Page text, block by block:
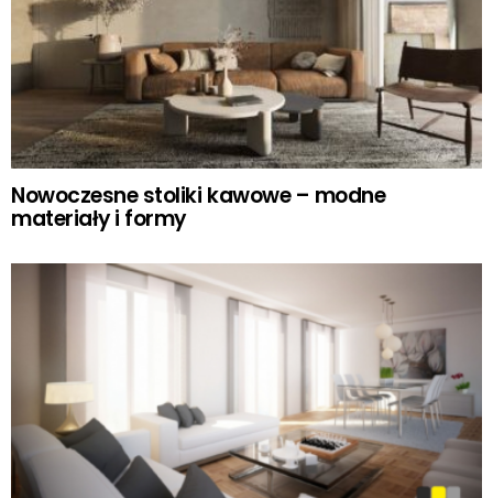
Nowoczesne stoliki kawowe – modne
materiały i formy